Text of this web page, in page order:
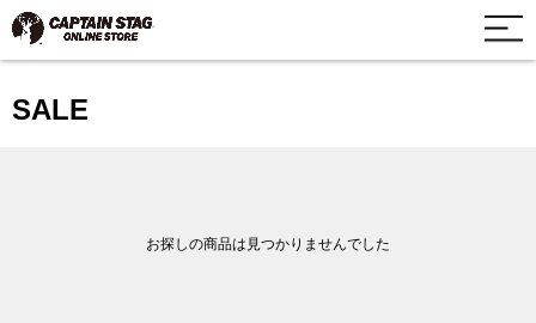
SALE
お探しの商品は見つかりませんでした